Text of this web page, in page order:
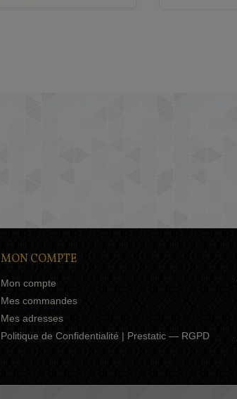
MON COMPTE
Mon compte
Mes commandes
Mes adresses
Politique de Confidentialité | Prestatic — RGPD